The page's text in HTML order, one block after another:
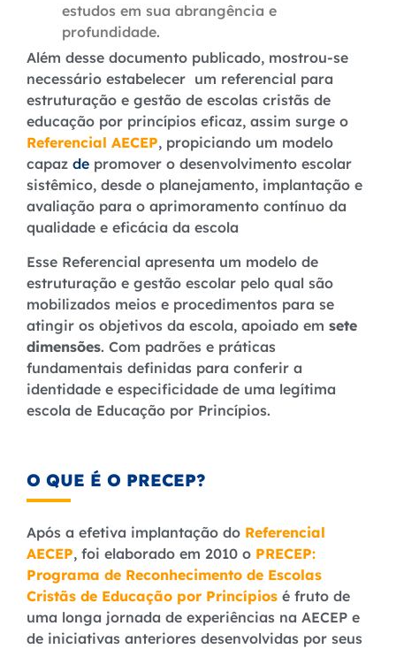
estudos em sua abrangência e
profundidade.
Além desse documento publicado, mostrou-se
necessário estabelecer um referencial para
estruturação e gestão de escolas cristãs de
educação por princípios eficaz, assim surge o
Referencial AECEP, propiciando um modelo
capaz de promover o desenvolvimento escolar
sistêmico, desde o planejamento, implantação e
avaliação para o aprimoramento contínuo da
qualidade e eficácia da escola
Esse Referencial apresenta um modelo de
estruturação e gestão escolar pelo qual são
mobilizados meios e procedimentos para se
atingir os objetivos da escola, apoiado em sete
dimensões. Com padrões e práticas
fundamentais definidas para conferir a
identidade e especificidade de uma legítima
escola de Educação por Princípios.
O QUE É O PRECEP?
Após a efetiva implantação do Referencial
AECEP, foi elaborado em 2010 o PRECEP:
Programa de Reconhecimento de Escolas
Cristãs de Educação por Princípios é fruto de
uma longa jornada de experiências na AECEP e
de iniciativas anteriores desenvolvidas por seus